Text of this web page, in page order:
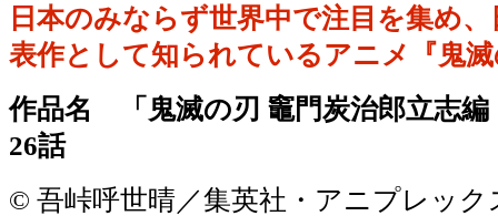
日本のみならず世界中で注目を集め
表作として知られているアニメ『鬼
作品名 「鬼滅の刃 竈門炭治郎立志編
26話
© 吾峠呼世晴／集英社・アニプレック